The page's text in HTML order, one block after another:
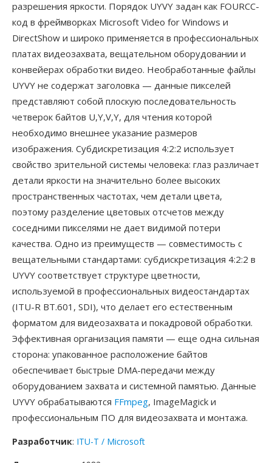
разрешения яркости. Порядок UYVY задан как FOURCC-
код в фреймворках Microsoft Video for Windows и
DirectShow и широко применяется в профессиональных
платах видеозахвата, вещательном оборудовании и
конвейерах обработки видео. Необработанные файлы
UYVY не содержат заголовка — данные пикселей
представляют собой плоскую последовательность
четверок байтов U,Y,V,Y, для чтения которой
необходимо внешнее указание размеров
изображения. Субдискретизация 4:2:2 использует
свойство зрительной системы человека: глаз различает
детали яркости на значительно более высоких
пространственных частотах, чем детали цвета,
поэтому разделение цветовых отсчетов между
соседними пикселями не дает видимой потери
качества. Одно из преимуществ — совместимость с
вещательными стандартами: субдискретизация 4:2:2 в
UYVY соответствует структуре цветности,
используемой в профессиональных видеостандартах
(ITU-R BT.601, SDI), что делает его естественным
форматом для видеозахвата и покадровой обработки.
Эффективная организация памяти — еще одна сильная
сторона: упакованное расположение байтов
обеспечивает быстрые DMA-передачи между
оборудованием захвата и системной памятью. Данные
UYVY обрабатываются FFmpeg, ImageMagick и
профессиональным ПО для видеозахвата и монтажа.
Разработчик: ITU-T / Microsoft